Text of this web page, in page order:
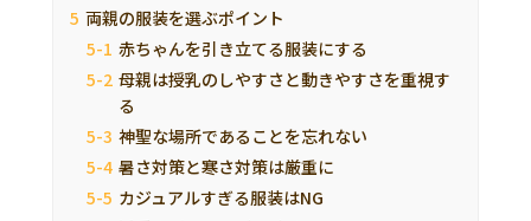
両親の服装を選ぶポイント
赤ちゃんを引き立てる服装にする
母親は授乳のしやすさと動きやすさを重視す
る
神聖な場所であることを忘れない
暑さ対策と寒さ対策は厳重に
カジュアルすぎる服装はNG